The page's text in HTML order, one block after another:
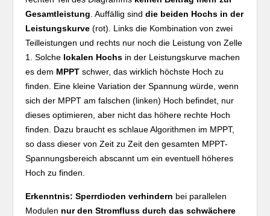
Gesamtleistung . Auffällig sinddie beiden Hochs in der
Leistungskurve (rot). Links die Kombination von zwei
Teilleistungen und rechts nur noch die Leistung von Zelle
1. Solche lokalen Hochs in der Leistungskurve machen
es dem MPPT schwer, das wirklich höchste Hoch zu
finden. Eine kleine Variation der Spannung würde, wenn
sich der MPPT am falschen (linken) Hoch befindet, nur
dieses optimieren, aber nicht das höhere rechte Hoch
finden. Dazu braucht es schlaue Algorithmen im MPPT,
so dass dieser von Zeit zu Zeit den gesamten MPPT-
Spannungsbereich abscannt um ein eventuell höheres
Hoch zu finden.
Erkenntnis: Sperrdioden verhindern bei parallelen
Modulen nur den Stromfluss durch das schwächere